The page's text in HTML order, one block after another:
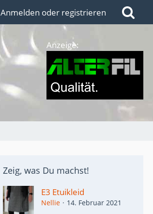
Anmelden oder registrieren
Anzeige:
Zeig, was Du machst!
E3 Etuikleid
Nellie 14. Februar 2021